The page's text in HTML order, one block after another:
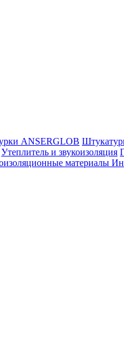
ANSERGLOB
Утеплитель и звукоизоляция
материалы